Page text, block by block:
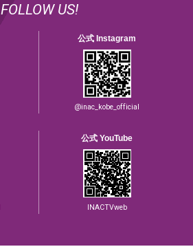
FOLLOW US!
公式 Instagram
@inac_kobe_official
公式 YouTube
INACTVweb